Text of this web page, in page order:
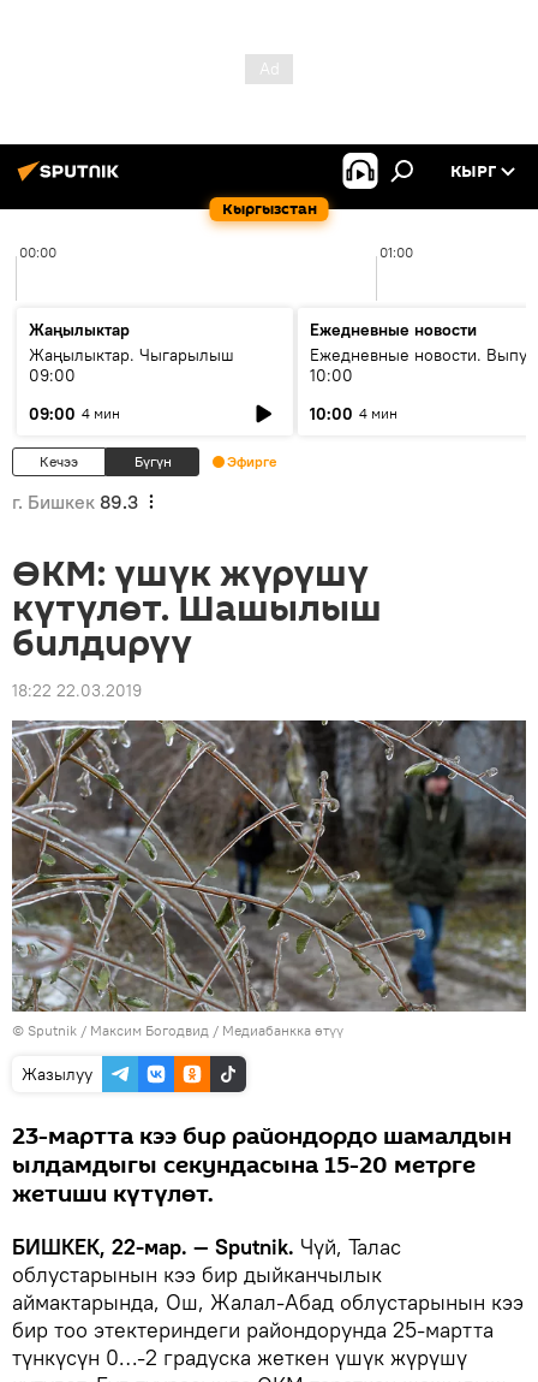
Кыргызстан
КЫРГ
00:00 01:00
Жаңылыктар
Жаңылыктар. Чыгарылыш
09:00
09:00 4 мин
Ежедневные новости
Ежедневные новости.
10:00
10:00 4 мин
Кечээ Бүгүн Эфирге
г. Бишкек 89.3
ӨКМ: үшүк жүрүшү
күтүлөт. Шашылыш
билдирүү
18:22 22.03.2019
© Sputnik / Максим Богодвид / Медиабанкка өтүү
Жазылуу
23-мартта кээ бир райондордо шамалдын
ылдамдыгы секундасына 15-20 метрге
жетиши күтүлөт.
БИШКЕК, 22-мар. — Sputnik. Чүй, Талас
облустарынын кээ бир дыйканчылык
аймактарында, Ош, Жалал-Абад облустарынын кээ
бир тоо этектериндеги райондорунда 25-мартта
түнкүсүн 0…-2 градуска жеткен үшүк жүрүшү